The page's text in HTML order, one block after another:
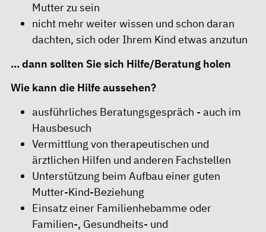
Mutter zu sein
nicht mehr weiter wissen und schon daran
dachten, sich oder Ihrem Kind etwas anzutun
... dann sollten Sie sich Hilfe/Beratung holen
Wie kann die Hilfe aussehen?
ausführliches Beratungsgespräch - auch im
Hausbesuch
Vermittlung von therapeutischen und
ärztlichen Hilfen und anderen Fachstellen
Unterstützung beim Aufbau einer guten
Mutter-Kind-Beziehung
Einsatz einer Familienhebamme oder
Familien-, Gesundheits- und